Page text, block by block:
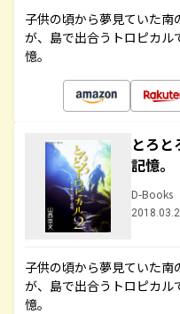
子供の頃から夢見ていた
が、島で出合うトロピカ
憶。
とろ
記憶
D-Books
子供の頃から夢見ていた
が、島で出合うトロピカ
憶。